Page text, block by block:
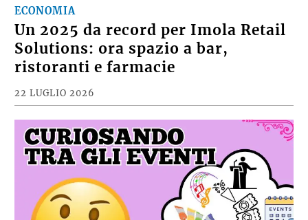
ECONOMIA
Un 2025 da record per Imola Retail
Solutions: ora spazio a bar,
ristoranti e farmacie
22 LUGLIO 2026